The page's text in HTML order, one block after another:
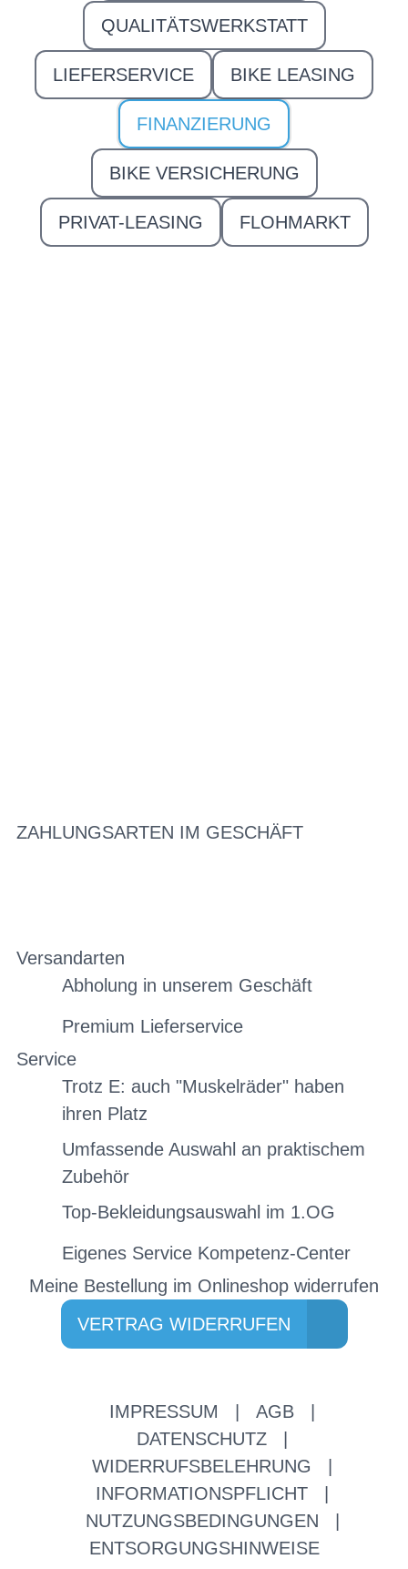
QUALITÄTSWERKSTATT
LIEFERSERVICE BIKE LEASING
FINANZIERUNG
BIKE VERSICHERUNG
PRIVAT-LEASING FLOHMARKT
ZAHLUNGSARTEN IM GESCHÄFT
Versandarten
Abholung in unserem Geschäft
Premium Lieferservice
Service
Trotz E: auch "Muskelräder" haben
ihren Platz
Umfassende Auswahl an praktischem
Zubehör
Top-Bekleidungsauswahl im 1.OG
Eigenes Service Kompetenz-Center
Meine Bestellung im Onlineshop widerrufen
VERTRAG WIDERRUFEN
IMPRESSUM AGB
DATENSCHUTZ
WIDERRUFSBELEHRUNG
INFORMATIONSPFLICHT
NUTZUNGSBEDINGUNGEN
ENTSORGUNGSHINWEISE